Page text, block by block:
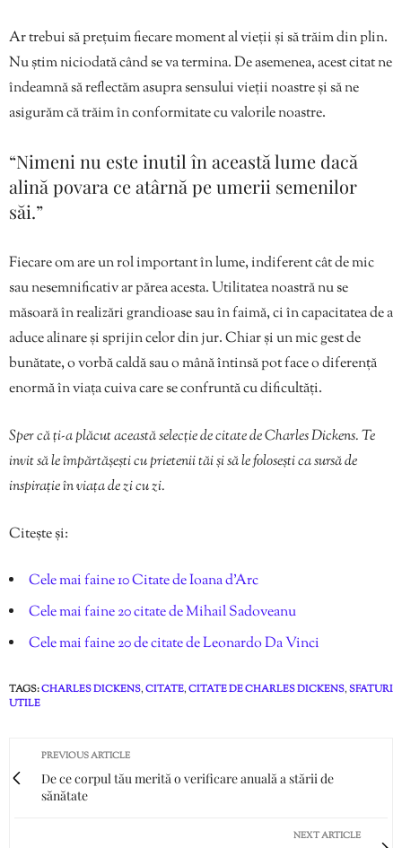
Ar trebui să prețuim fiecare moment al vieții și să trăim din plin.
Nu știm niciodată când se va termina. De asemenea, acest citat ne
îndeamnă să reflectăm asupra sensului vieții noastre și să ne
asigurăm că trăim în conformitate cu valorile noastre.
“Nimeni nu este inutil în această lume dacă
alină povara ce atârnă pe umerii semenilor
săi.”
Fiecare om are un rol important în lume, indiferent cât de mic
sau nesemnificativ ar părea acesta. Utilitatea noastră nu se
măsoară în realizări grandioase sau în faimă, ci în capacitatea de a
aduce alinare și sprijin celor din jur. Chiar și un mic gest de
bunătate, o vorbă caldă sau o mână întinsă pot face o diferență
enormă în viața cuiva care se confruntă cu dificultăți.
Sper că ți-a plăcut această selecție de citate de Charles Dickens. Te
invit să le împărtășești cu prietenii tăi și să le folosești ca sursă de
inspirație în viața de zi cu zi.
Citește și:
Cele mai faine 10 Citate de Ioana d’Arc
Cele mai faine 20 citate de Mihail Sadoveanu
Cele mai faine 20 de citate de Leonardo Da Vinci
TAGS:CHARLES DICKENS,CITATE,CITATE DE CHARLES DICKENS,SFATURI
UTILE
PREVIOUS ARTICLE
De ce corpul tău merită o verificare anuală a stării de
sănătate
NEXT ARTICLE